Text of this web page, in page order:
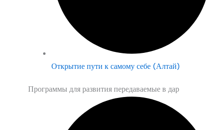
Открытие пути к самому себе (Алтай)
Программы для развития передаваемые в дар